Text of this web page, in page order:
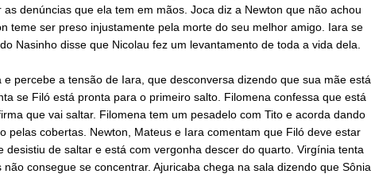
as denúncias que ela tem em mãos. Joca diz a Newton que não achou
teme ser preso injustamente pela morte do seu melhor amigo. Iara se
Nasinho disse que Nicolau fez um levantamento de toda a vida dela.
e percebe a tensão de Iara, que desconversa dizendo que sua mãe está
se Filó está pronta para o primeiro salto. Filomena confessa que está
que vai saltar. Filomena tem um pesadelo com Tito e acorda dando
pelas cobertas. Newton, Mateus e Iara comentam que Filó deve estar
desistiu de saltar e está com vergonha descer do quarto. Virgínia tenta
não consegue se concentrar. Ajuricaba chega na sala dizendo que Sônia